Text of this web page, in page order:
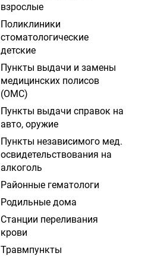
взрослые
Поликлиники
стоматологические
детские
Пункты выдачи и замены
медицинских полисов
(ОМС)
Пункты выдачи справок на
авто, оружие
Пункты независимого мед.
освидетельствования на
алкоголь
Районные гематологи
Родильные дома
Станции переливания
крови
Травмпункты